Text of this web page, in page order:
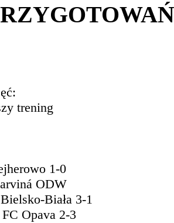
trening
1-0
ODW
Biała 3-1
Opava 2-3